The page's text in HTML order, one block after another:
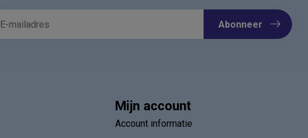
Abonneer
Mijn account
Account informatie